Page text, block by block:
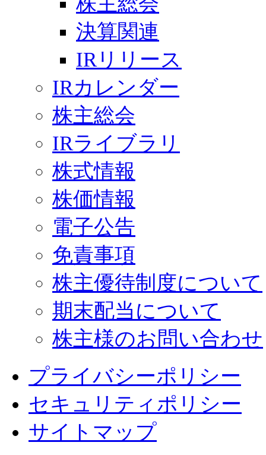
決算関連
IRリリース
IRカレンダー
株主総会
IRライブラリ
株式情報
株価情報
電子公告
免責事項
株主優待制度について
期末配当について
株主様のお問い合わせ
プライバシーポリシー
セキュリティポリシー
サイトマップ